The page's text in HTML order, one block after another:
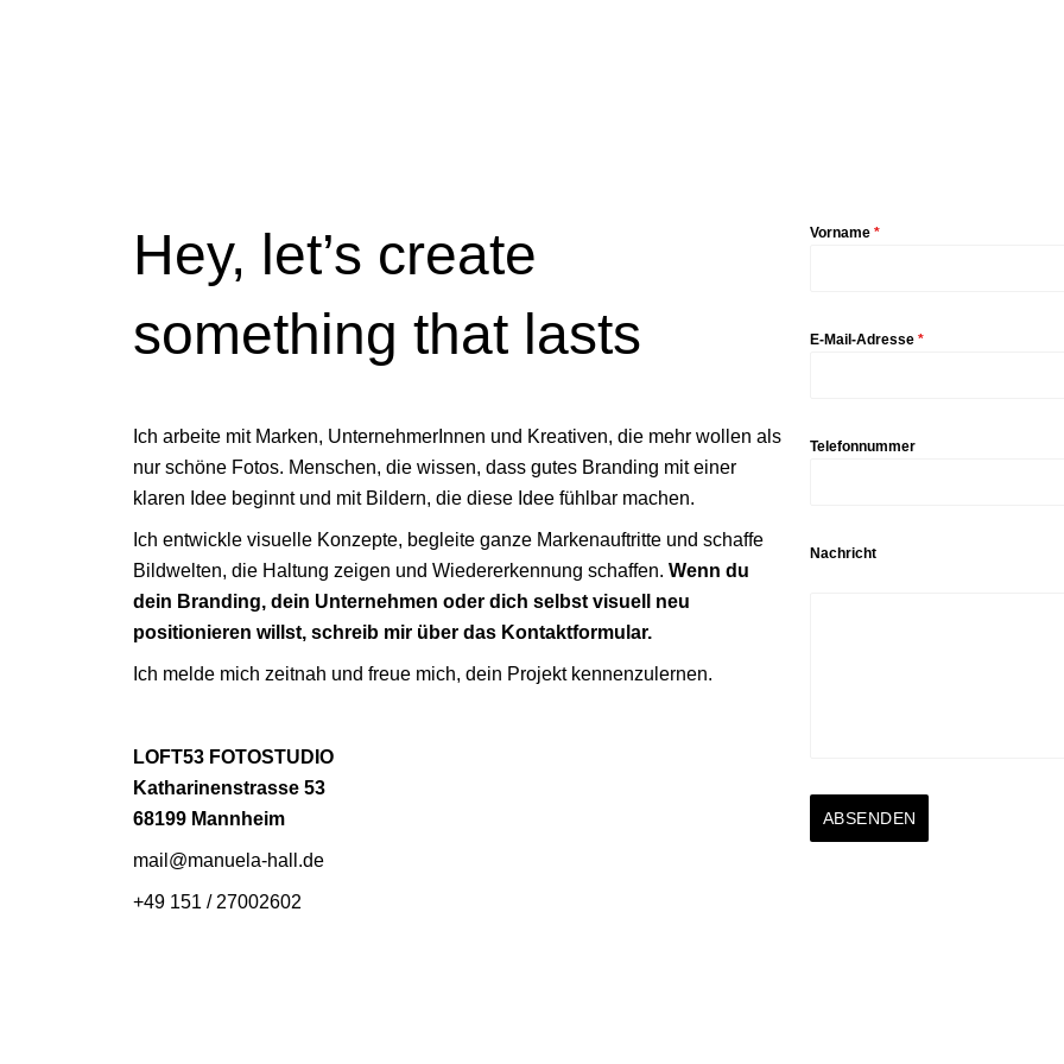
Hey, let’s create
something that lasts
Ich arbeite mit Marken, UnternehmerInnen und Kreativen, die mehr wollen als
nur schöne Fotos. Menschen, die wissen, dass gutes Branding mit einer
klaren Idee beginnt und mit Bildern, die diese Idee fühlbar machen.
Ich entwickle visuelle Konzepte, begleite ganze Markenauftritte und schaffe
Bildwelten, die Haltung zeigen und Wiedererkennung schaffen. Wenn du
dein Branding, dein Unternehmen oder dich selbst visuell neu
positionieren willst, schreib mir über das Kontaktformular.
Ich melde mich zeitnah und freue mich, dein Projekt kennenzulernen.
LOFT53 FOTOSTUDIO
Katharinenstrasse 53
68199 Mannheim
mail@manuela-hall.de
+49 151 / 27002602
Vorname *
E-Mail-Adresse *
Telefonnummer
Nachricht
ABSENDEN